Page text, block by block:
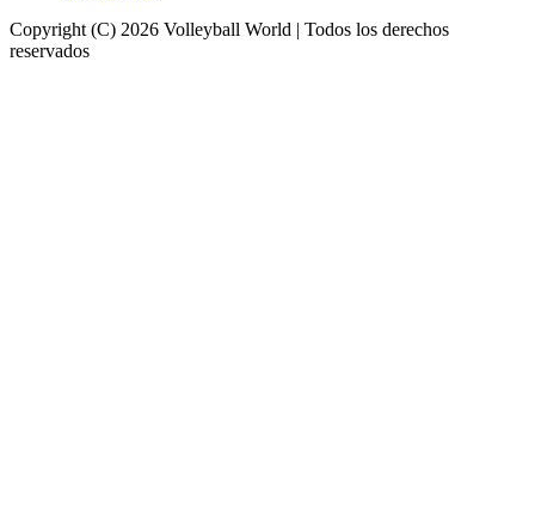
Copyright (C) 2026 Volleyball World | Todos los derechos
reservados